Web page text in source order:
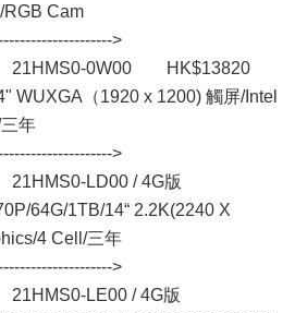
Cam
>
21HMS0-0W00 HK$13820
WUXGA（1920 x 1200) 觸屏/Intel
年
>
LD00 / 4G版
64G/1TB/14“ 2.2K(2240 X
4 Cell/三年
>
LE00 / 4G版